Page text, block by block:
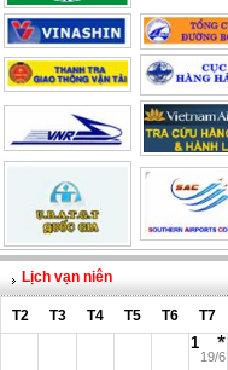
Lịch vạn niên
T2 T3 T4 T5 T6 T7
1
19/6